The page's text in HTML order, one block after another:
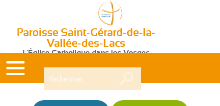
Paroisse Saint-Gérard-de-la-
Vallée-des-Lacs
L'Église Catholique dans les Vosges